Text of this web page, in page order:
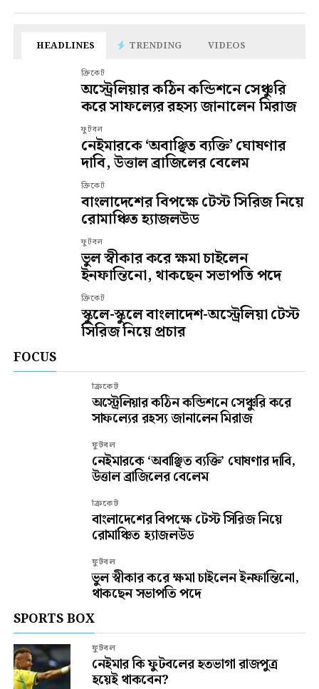
HEADLINES TRENDING VIDEOS
ক্রিকেট
অস্ট্রেলিয়ার কঠিন কন্ডিশনে সেঞ্চুরি
করে সাফল্যের রহস্য জানালেন মিরাজ
ফুটবল
নেইমারকে ‘অবাঞ্ছিত ব্যক্তি’ ঘোষণার
দাবি, উত্তাল ব্রাজিলের বেলেম
ক্রিকেট
বাংলাদেশের বিপক্ষে টেস্ট সিরিজ নিয়ে
রোমাঞ্চিত হ্যাজলউড
ফুটবল
ভুল স্বীকার করে ক্ষমা চাইলেন
ইনফান্তিনো, থাকছেন সভাপতি পদে
ক্রিকেট
স্কুলে-স্কুলে বাংলাদেশ-অস্ট্রেলিয়া টেস্ট
সিরিজ নিয়ে প্রচার
FOCUS
ক্রিকেট
অস্ট্রেলিয়ার কঠিন কন্ডিশনে সেঞ্চুরি করে
সাফল্যের রহস্য জানালেন মিরাজ
ফুটবল
নেইমারকে ‘অবাঞ্ছিত ব্যক্তি’ ঘোষণার দাবি,
উত্তাল ব্রাজিলের বেলেম
ক্রিকেট
বাংলাদেশের বিপক্ষে টেস্ট সিরিজ নিয়ে
রোমাঞ্চিত হ্যাজলউড
ফুটবল
ভুল স্বীকার করে ক্ষমা চাইলেন ইনফান্তিনো,
থাকছেন সভাপতি পদে
SPORTS BOX
ফুটবল
নেইমার কি ফুটবলের হতভাগা রাজপুত্র
হয়েই থাকবেন?